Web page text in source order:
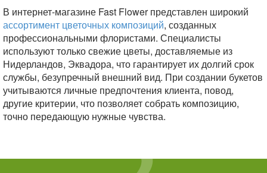
В интернет-магазине Fast Flower представлен широкий
ассортимент цветочных композиций, созданных
профессиональными флористами. Специалисты
используют только свежие цветы, доставляемые из
Нидерландов, Эквадора, что гарантирует их долгий срок
службы, безупречный внешний вид. При создании букетов
учитываются личные предпочтения клиента, повод,
другие критерии, что позволяет собрать композицию,
точно передающую нужные чувства.